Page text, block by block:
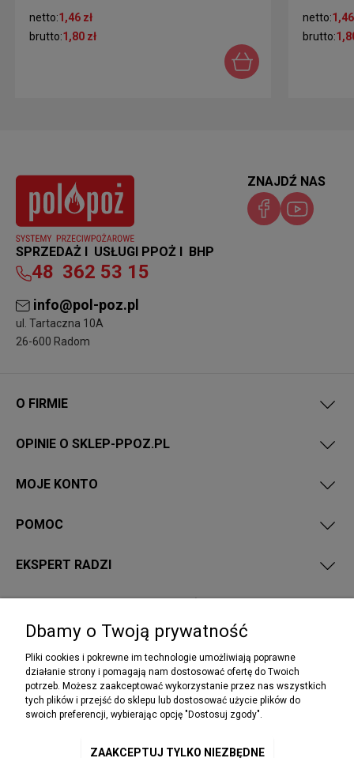
netto:1,46 zł
brutto:1,80 zł
netto:
brutto:
SPRZEDAŻ I USŁUGI PPOŻ I BHP
48 362 53 15
info@pol-poz.pl
ul. Tartaczna 10A
26-600 Radom
ZNAJDŹ NAS
O FIRMIE
OPINIE O SKLEP-PPOZ.PL
MOJE KONTO
POMOC
EKSPERT RADZI
NEWSLETTER
Podaj swój adres e-mail, jeżeli chcesz otrzymywać
Dbamy o Twoją prywatność
Pliki cookies i pokrewne im technologie umożliwiają poprawne
działanie strony i pomagają nam dostosować ofertę do Twoich
potrzeb. Możesz zaakceptować wykorzystanie przez nas wszystkich
tych plików i przejść do sklepu lub dostosować użycie plików do
swoich preferencji, wybierając opcję "Dostosuj zgody".
ZAAKCEPTUJ TYLKO NIEZBĘDNE